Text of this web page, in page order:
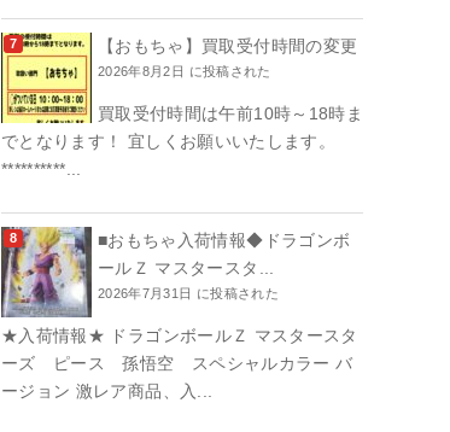
【おもちゃ】買取受付時間の変更
2026年8月2日 に投稿された
買取受付時間は午前10時～18時ま
でとなります！ 宜しくお願いいたします。
**********...
■おもちゃ入荷情報◆ドラゴンボ
ールＺ マスタースタ...
2026年7月31日 に投稿された
★入荷情報★ ドラゴンボールＺ マスタースタ
ーズ ピース 孫悟空 スペシャルカラー バ
ージョン 激レア商品、入...